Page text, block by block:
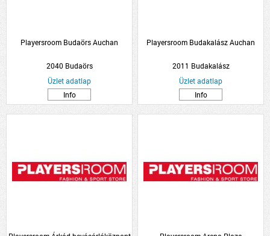
Playersroom Budaörs Auchan
2040 Budaörs
Üzlet adatlap
Info
Playersroom Budakalász Auchan
2011 Budakalász
Üzlet adatlap
Info